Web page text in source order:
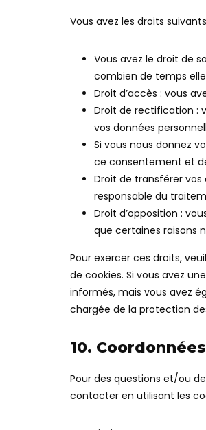
Vous avez les droits
Vous avez le droit de
combien de temps
Droit d’accès : vous
Droit de rectification :
vos données
Si vous nous donnez
ce consentement et
Droit de transférer vos
responsable du
Droit d’opposition :
que certaines raisons
Pour exercer ces droits,
de cookies. Si vous avez
informés, mais vous avez
chargée de la protection
10. Coordonnées
Pour des questions et/ou
contacter en utilisant les